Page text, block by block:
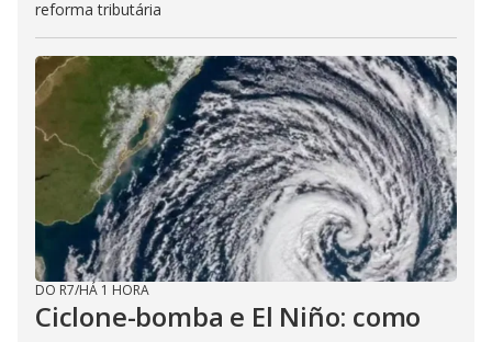
reforma tributária
DO R7/HÁ 1 HORA
Ciclone-bomba e El Niño: como